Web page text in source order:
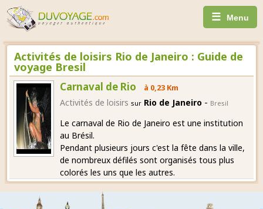
☰ Menu
Activités de loisirs Rio de Janeiro : Guide de
voyage Bresil
Carnaval de Rio à 0,23 Km
Activités de loisirs sur Rio de Janeiro - Bresil
Le carnaval de Rio de Janeiro est une institution
au Brésil.
Pendant plusieurs jours c'est la fête dans la ville,
de nombreux défilés sont organisés tous plus
colorés les uns que les autres.